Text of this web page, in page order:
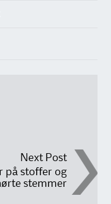
Next Post
på stoffer og
stemmer